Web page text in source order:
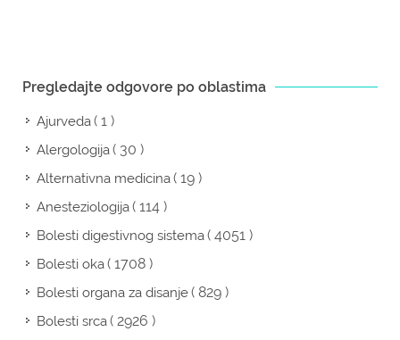
Pregledajte odgovore po oblastima
Ajurveda( 1 )
Alergologija( 30 )
Alternativna medicina( 19 )
Anesteziologija( 114 )
Bolesti digestivnog sistema( 4051 )
Bolesti oka( 1708 )
Bolesti organa za disanje( 829 )
Bolesti srca( 2926 )